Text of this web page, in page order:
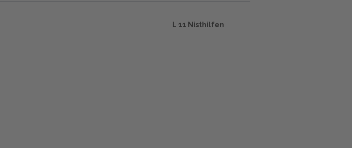
L 11 Nisthilfen